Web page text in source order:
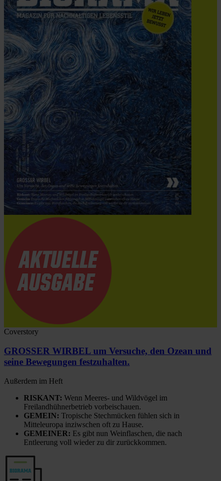
Coverstory
GROSSER WIRBEL um Versuche, den Ozean und
seine Bewegungen festzuhalten.
Außerdem im Heft
RISKANT: Wenn Meeres- und Wildvögel im
Freilandhühnerbetrieb vorbeischauen.
GEMEIN: Tropische Stechmücken fühlen sich in
Mitteleuropa inziwschen oft zu Hause.
GEMEINER: Es gibt nun Weinflaschen, die nach
Entleerung voll wieder zu dir zurückkommen.